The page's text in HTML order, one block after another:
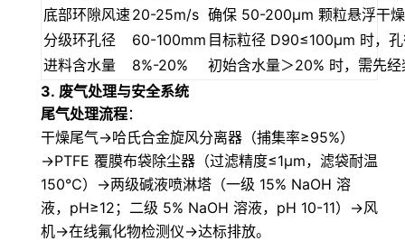
底部环隙风速20-25m/s 确保 50-200μm 颗粒悬浮干
分级环孔径
60-100mm 目标粒径 D90≤100μm 时，
进料含水量
8%-20%
初始含水量＞20% 时，需先
3. 废气处理与安全系统
尾气处理流程：
干燥尾气→哈氏合金旋风分离器（捕集率≥95%）
→PTFE 覆膜布袋除尘器（过滤精度≤1μm，滤袋耐温
150℃）→两级碱液喷淋塔（一级 15% NaOH 溶
液，pH≥12；二级 5% NaOH 溶液，pH 10-11）→风
机→在线氟化物检测仪→达标排放。